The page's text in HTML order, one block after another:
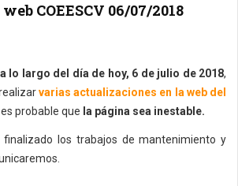
COEESCV 06/07/2018
a lo largo del día de hoy, 6 de julio de 2018,
varias actualizaciones en la web del
probable que la página sea inestable.
finalizado los trabajos de mantenimiento y